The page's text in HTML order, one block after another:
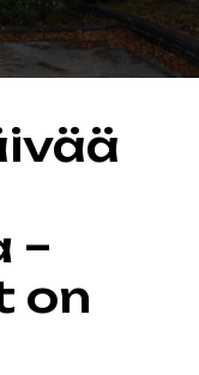
–
on